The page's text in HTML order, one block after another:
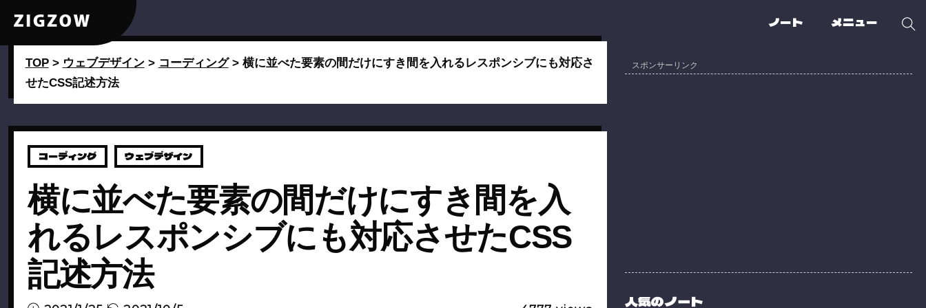
ノート メニュー
TOP> ウェブデザイン> コーディング> 横に並べた要素の間だけにすき間を入れるレスポンシブにも対応さ
せたCSS記述方法
コーディング ウェブデザイン
横に並べた要素の間だけにすき間を入
れるレスポンシブにも対応させたCSS
記述方法
人気のノート